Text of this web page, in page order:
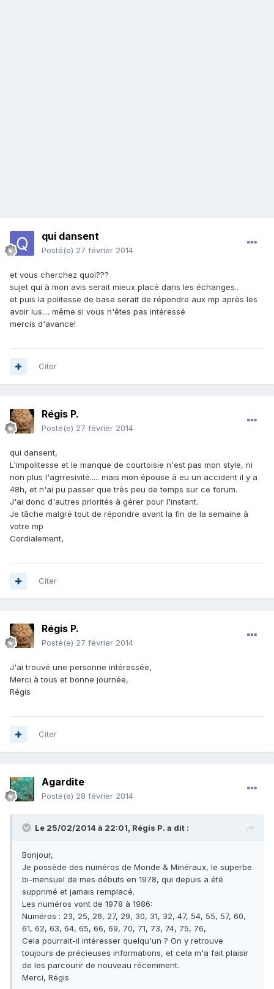
qui dansent
Posté(e) 27 février 2014
et vous cherchez quoi???
sujet qui à mon avis serait mieux placé dans les échanges..
et puis la politesse de base serait de répondre aux mp après les
avoir lus.... même si vous n'êtes pas intéressé
mercis d'avance!
Citer
Régis P.
Posté(e) 27 février 2014
qui dansent,
L'impolitesse et le manque de courtoisie n'est pas mon style, ni
non plus l'agrresivité..... mais mon épouse à eu un accident il y a
48h, et n'ai pu passer que très peu de temps sur ce forum.
J'ai donc d'autres priorités à gérer pour l'instant.
Je tâche malgré tout de répondre avant la fin de la semaine à
votre mp
Cordialement,
Citer
Régis P.
Posté(e) 27 février 2014
J'ai trouvé une personne intéressée,
Merci à tous et bonne journée,
Régis
Citer
Agardite
Posté(e) 28 février 2014
Le 25/02/2014 à 22:01, Régis P. a dit :
Bonjour,
Je possède des numéros de Monde & Minéraux, le superbe
bi-mensuel de mes débuts en 1978, qui depuis a été
supprimé et jamais remplacé.
Les numéros vont de 1978 à 1986:
Numéros : 23, 25, 26, 27, 29, 30, 31, 32, 47, 54, 55, 57, 60,
61, 62, 63, 64, 65, 66, 69, 70, 71, 73, 74, 75, 76,
Cela pourrait-il intéresser quelqu'un ? On y retrouve
toujours de précieuses informations, et cela m'a fait plaisir
de les parcourir de nouveau récemment.
Merci, Régis